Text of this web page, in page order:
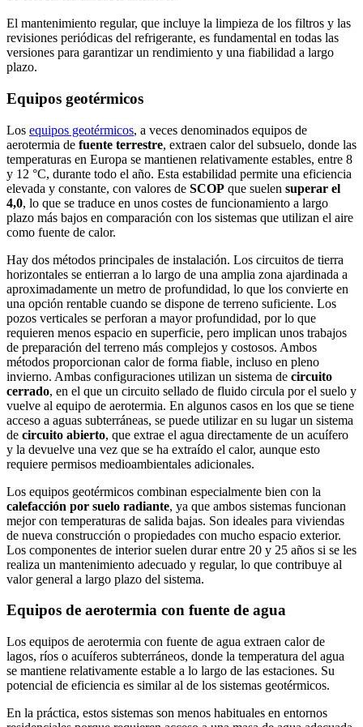
El mantenimiento regular, que incluye la limpieza de los filtros y las
revisiones periódicas del refrigerante, es fundamental en todas las
versiones para garantizar un rendimiento y una fiabilidad a largo
plazo.
Equipos geotérmicos
Los equipos geotérmicos, a veces denominados equipos de
aerotermia de fuente terrestre, extraen calor del subsuelo, donde las
temperaturas en Europa se mantienen relativamente estables, entre 8
y 12 °C, durante todo el año. Esta estabilidad permite una eficiencia
elevada y constante, con valores de SCOP que suelen superar el
4,0, lo que se traduce en unos costes de funcionamiento a largo
plazo más bajos en comparación con los sistemas que utilizan el aire
como fuente de calor.
Hay dos métodos principales de instalación. Los circuitos de tierra
horizontales se entierran a lo largo de una amplia zona ajardinada a
aproximadamente un metro de profundidad, lo que los convierte en
una opción rentable cuando se dispone de terreno suficiente. Los
pozos verticales se perforan a mayor profundidad, por lo que
requieren menos espacio en superficie, pero implican unos trabajos
de preparación del terreno más complejos y costosos. Ambos
métodos proporcionan calor de forma fiable, incluso en pleno
invierno. Ambas configuraciones utilizan un sistema de circuito
cerrado, en el que un circuito sellado de fluido circula por el suelo y
vuelve al equipo de aerotermia. En algunos casos en los que se tiene
acceso a aguas subterráneas, se puede utilizar en su lugar un sistema
de circuito abierto, que extrae el agua directamente de un acuífero
y la devuelve una vez que se ha extraído el calor, aunque esto
requiere permisos medioambientales adicionales.
Los equipos geotérmicos combinan especialmente bien con la
calefacción por suelo radiante, ya que ambos sistemas funcionan
mejor con temperaturas de salida bajas. Son ideales para viviendas
de nueva construcción o propiedades con mucho espacio exterior.
Los componentes de interior suelen durar entre 20 y 25 años si se les
realiza un mantenimiento adecuado y regular, lo que contribuye al
valor general a largo plazo del sistema.
Equipos de aerotermia con fuente de agua
Los equipos de aerotermia con fuente de agua extraen calor de
lagos, ríos o acuíferos subterráneos, donde la temperatura del agua
se mantiene relativamente estable a lo largo de las estaciones. Su
potencial de eficiencia es similar al de los sistemas geotérmicos.
En la práctica, estos sistemas son menos habituales en entornos